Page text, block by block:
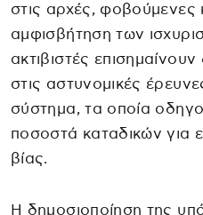
στις αρχές, φοβούμενες
αμφισβήτηση των
ακτιβιστές
στις αστυνομικές
σύστημα, τα οποία
ποσοστά καταδικών για
βίας.
Η δημοσιοποίηση της